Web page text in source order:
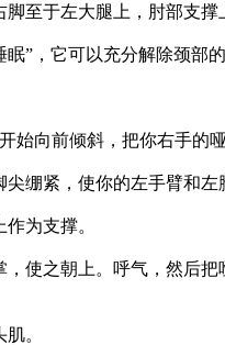
于左大腿上，肘部支撑
，它可以充分解除颈部
向前倾斜，把你右手的哑
紧，使你的左手臂和左
为支撑。
之朝上。呼气，然后把
。